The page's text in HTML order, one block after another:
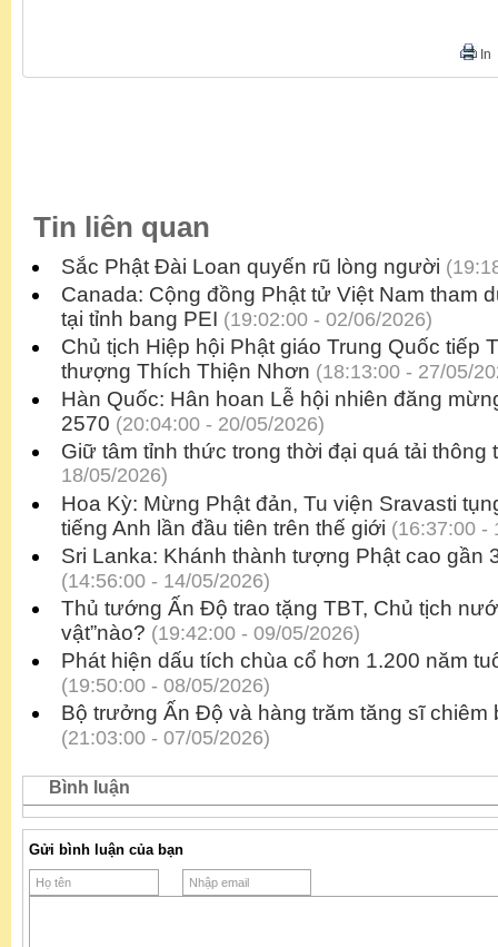
In
Tin liên quan
Sắc Phật Đài Loan quyến rũ lòng người
Canada: Cộng đồng Phật tử Việt Nam tham
tại tỉnh bang PEI (19:02:00 - 02/06/2026)
Chủ tịch Hiệp hội Phật giáo Trung Quốc tiếp
thượng Thích Thiện Nhơn (18:13:00 - 27/05/
Hàn Quốc: Hân hoan Lễ hội nhiên đăng
2570 (20:04:00 - 20/05/2026)
Giữ tâm tỉnh thức trong thời đại quá tải thông
18/05/2026)
Hoa Kỳ: Mừng Phật đản, Tu viện Sravasti
tiếng Anh lần đầu tiên trên thế giới (16:37:00 -
Sri Lanka: Khánh thành tượng Phật cao gần
(14:56:00 - 14/05/2026)
Thủ tướng Ấn Độ trao tặng TBT, Chủ tịch
vật”nào? (19:42:00 - 09/05/2026)
Phát hiện dấu tích chùa cổ hơn 1.200 năm
(19:50:00 - 08/05/2026)
Bộ trưởng Ấn Độ và hàng trăm tăng sĩ chiêm
(21:03:00 - 07/05/2026)
Bình luận
Gửi bình luận của bạn